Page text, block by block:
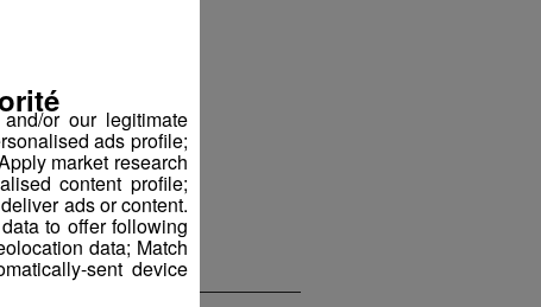
or our legitimate
ads profile;
market research
content profile;
ads or content.
to offer following
data; Match
sent device